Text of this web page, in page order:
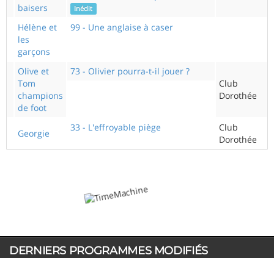
baisers
Inédit
Hélène et
les
garçons
99 - Une anglaise à caser
Olive et
Tom
champions
de foot
73 - Olivier pourra-t-il jouer ?
Club
Dorothée
Georgie
33 - L'effroyable piège
Club
Dorothée
DERNIERS PROGRAMMES MODIFIÉS